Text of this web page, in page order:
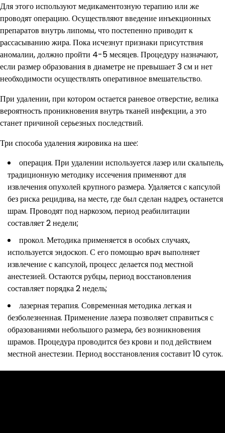
Для этого используют медикаментозную терапию или же
проводят операцию. Осуществляют введение инъекционных
препаратов внутрь липомы, что постепенно приводит к
рассасыванию жира. Пока исчезнут признаки присутствия
аномалии, должно пройти 4-5 месяцев. Процедуру назначают,
если размер образования в диаметре не превышает 3 см и нет
необходимости осуществлять оперативное вмешательство.
При удалении, при котором остается раневое отверстие, велика
вероятность проникновения внутрь тканей инфекции, а это
станет причиной серьезных последствий.
Три способа удаления жировика на шее:
операция. При удалении используется лазер или скальпель,
традиционную методику иссечения применяют для
извлечения опухолей крупного размера. Удаляется с капсулой
без риска рецидива, на месте, где был сделан надрез, останется
шрам. Проводят под наркозом, период реабилитации
составляет 2 недели;
прокол. Методика применяется в особых случаях,
используется эндоскоп. С его помощью врач выполняет
извлечение с капсулой, процесс делается под местной
анестезией. Остаются рубцы, период восстановления
составляет порядка 2 недель;
лазерная терапия. Современная методика легкая и
безболезненная. Применение лазера позволяет справиться с
образованиями небольшого размера, без возникновения
шрамов. Процедура проводится без крови и под действием
местной анестезии. Период восстановления составит 10 суток.